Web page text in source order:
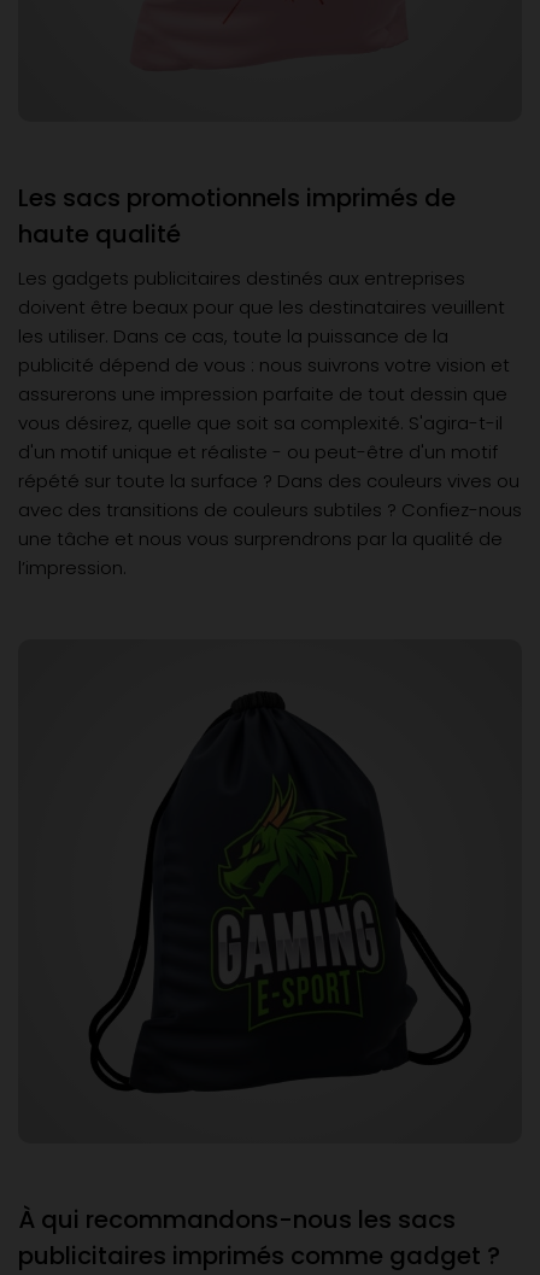
Les sacs promotionnels imprimés de
haute qualité
Les gadgets publicitaires destinés aux entreprises
doivent être beaux pour que les destinataires veuillent
les utiliser. Dans ce cas, toute la puissance de la
publicité dépend de vous : nous suivrons votre vision et
assurerons une impression parfaite de tout dessin que
vous désirez, quelle que soit sa complexité. S'agira-t-il
d'un motif unique et réaliste - ou peut-être d'un motif
répété sur toute la surface ? Dans des couleurs vives ou
avec des transitions de couleurs subtiles ? Confiez-nous
une tâche et nous vous surprendrons par la qualité de
l’impression.
À qui recommandons-nous les sacs
publicitaires imprimés comme gadget ?